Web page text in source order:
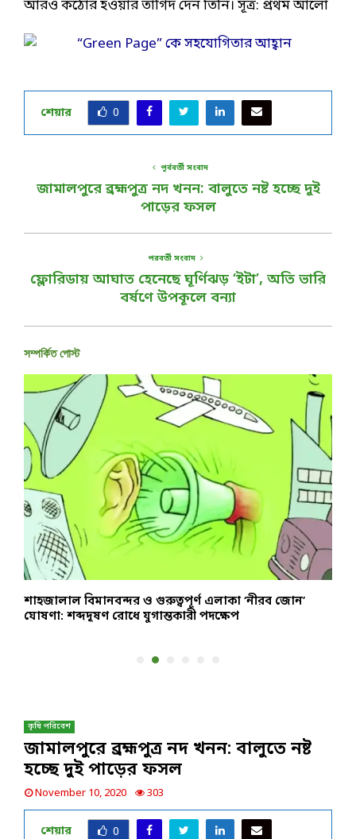
আরও কঠোর হওয়ার তাগিদ দেন তিনি। সূত্র: প্রথম আলো
শেয়ার 0
পূর্ববর্তী সংবাদ
জামালপুরে ব্রহ্মপুত্র নদ খনন: বালুতে নষ্ট হচ্ছে দুই
পাড়ের ফসল
পরবর্তী সংবাদ
ফ্লোরিডায় আঘাত হেনেছে ঘূর্ণিঝড় ‘ইটা’, অতি ভারি
বর্ষণে উপকূলে বন্যা
সম্পর্কিত পোস্ট
শাহজালাল বিমানবন্দর ও গুরুত্বপূর্ণ এলাকা ‘নীরব জোন’
ঘোষণা: শব্দদূষণ রোধে যুগান্তকারী পদক্ষেপ
কৃষি পরিবেশ
জামালপুরে ব্রহ্মপুত্র নদ খনন: বালুতে নষ্ট
হচ্ছে দুই পাড়ের ফসল
November 10, 2020 303
শেয়ার 0